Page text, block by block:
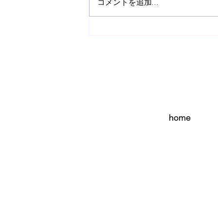
新しいコンデジ購入！
コメントを追加…
home